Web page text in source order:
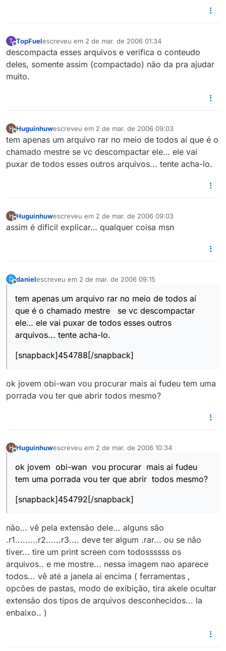
T TopFuelescreveu em 2 de mar. de 2006 01:34
última edição por
descompacta esses arquivos e verifica o conteudo
deles, somente assim (compactado) não da pra ajudar
muito.
H Huguinhuwescreveu em 2 de mar. de 2006 09:03
última edição por
tem apenas um arquivo rar no meio de todos aí que é o
chamado mestre se vc descompactar ele… ele vai
puxar de todos esses outros arquivos... tente acha-lo.
H
Offline
Huguinhuwescreveu em 2 de mar. de 2006 09:03
última edição por
assim é dificil explicar… qualquer coisa msn
D danielescreveu em 2 de mar. de 2006 09:15
última edição por
tem apenas um arquivo rar no meio de todos aí
que é o chamado mestre se vc descompactar
ele… ele vai puxar de todos esses outros
arquivos... tente acha-lo.
[snapback]454788[/snapback]
ok jovem obi-wan vou procurar mais ai fudeu tem uma
porrada vou ter que abrir todos mesmo?
H Huguinhuwescreveu em 2 de mar. de 2006 10:34
última edição por
ok jovem obi-wan vou procurar mais ai fudeu
tem uma porrada vou ter que abrir todos mesmo?
[snapback]454792[/snapback]
não… vê pela extensão dele... alguns são
.r1.........r2......r3.... deve ter algum .rar... ou se não
tiver... tire um print screen com todossssss os
arquivos.. e me mostre... nessa imagem nao aparece
todos... vê até a janela ai encima ( ferramentas ,
opcões de pastas, modo de exibição, tira akele ocultar
extensão dos tipos de arquivos desconhecidos... la
enbaixo.. )